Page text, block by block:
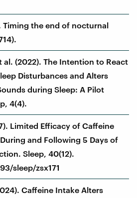
Timing the end of nocturnal
al. (2022). The Intention to React
Disturbances and Alters
during Sleep: A Pilot
4(4).
Limited Efficacy of Caffeine
and Following 5 Days of
Sleep, 40(12).
sleep/zsx171
Caffeine Intake Alters